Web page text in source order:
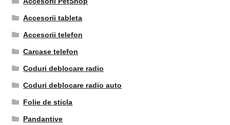
Accesorii tableta
Accesorii telefon
Carcase telefon
Coduri deblocare radio
Coduri deblocare radio auto
Folie de sticla
Pandantive